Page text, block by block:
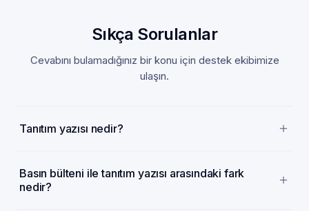
Sıkça Sorulanlar
Cevabını bulamadığınız bir konu için destek ekibimize
ulaşın.
Tanıtım yazısı nedir?
Basın bülteni ile tanıtım yazısı arasındaki fark
nedir?